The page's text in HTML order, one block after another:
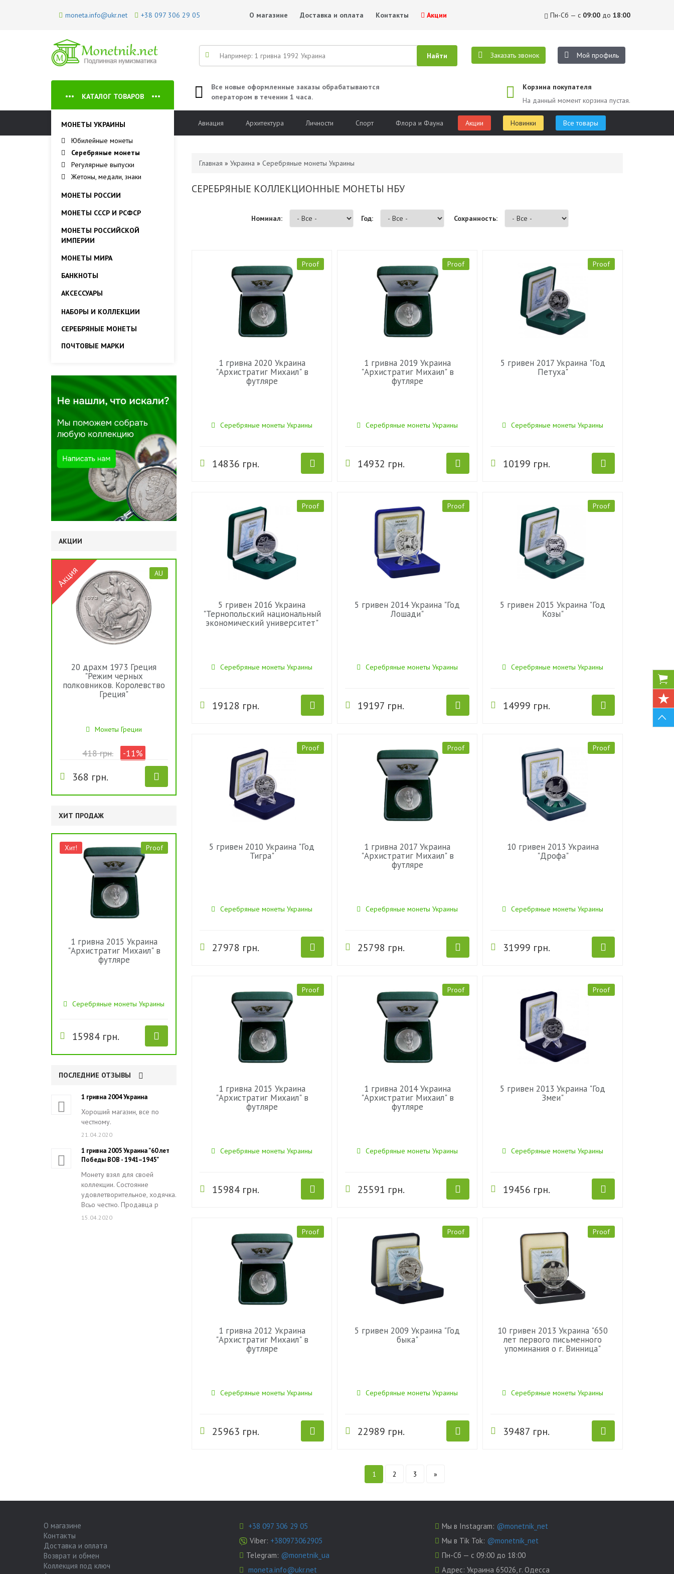
moneta.info@ukr.net +38 097 306 29 05 О магазине Доставка и оплата Контакты Акции Пн-Сб — с 09:00 до 18:00
Заказать звонок Мой профиль
Все новые оформленные заказы обрабатываются
оператором в течении 1 часа.
Корзина покупателя
На данный момент корзина пустая.
Авиация Архитектура Личности Спорт Флора и Фауна Акции Новинки Все товары
КАТАЛОГ ТОВАРОВ
МОНЕТЫ УКРАИНЫ
Юбилейные монеты
Серебряные монеты
Регулярные выпуски
Жетоны, медали, знаки
МОНЕТЫ РОССИИ
МОНЕТЫ СССР И РСФСР
МОНЕТЫ РОССИЙСКОЙ
ИМПЕРИИ
МОНЕТЫ МИРА
БАНКНОТЫ
АКСЕССУАРЫ
НАБОРЫ И КОЛЛЕКЦИИ
СЕРЕБРЯНЫЕ МОНЕТЫ
ПОЧТОВЫЕ МАРКИ
АКЦИИ
AU
20 драхм 1973 Греция
"Режим черных
полковников. Королевство
Греция"
Монеты Греции
418 грн. -11%
368 грн.
ХИТ ПРОДАЖ
Proof
Хит!
1 гривна 2015 Украина
"Архистратиг Михаил" в
футляре
Серебряные монеты Украины
15984 грн.
ПОСЛЕДНИЕ ОТЗЫВЫ
1 гривна 2004 Украина
Хороший магазин, все по
честному.
21.04.2020
1 гривна 2005 Украина "60 лет
Победы ВОВ - 1941–1945"
Монету взял для своей
коллекции. Состояние
удовлетворительное, ходячка.
Всьо честно. Продавца р
15.04.2020
Главная » Украина » Серебряные монеты Украины
СЕРЕБРЯНЫЕ КОЛЛЕКЦИОННЫЕ МОНЕТЫ НБУ
Номинал: Год: Сохранность:
Proof
1 гривна 2020 Украина
"Архистратиг Михаил" в
футляре
Серебряные монеты Украины
14836 грн.
Proof
1 гривна 2019 Украина
"Архистратиг Михаил" в
футляре
Серебряные монеты Украины
14932 грн.
Proof
5 гривен 2017 Украина "Год
Петуха"
Серебряные монеты Украины
10199 грн.
Proof
5 гривен 2016 Украина
"Тернопольский национальный
экономический университет"
Серебряные монеты Украины
19128 грн.
Proof
5 гривен 2014 Украина "Год
Лошади"
Серебряные монеты Украины
19197 грн.
Proof
5 гривен 2015 Украина "Год
Козы"
Серебряные монеты Украины
14999 грн.
Proof
5 гривен 2010 Украина "Год
Тигра"
Серебряные монеты Украины
27978 грн.
Proof
1 гривна 2017 Украина
"Архистратиг Михаил" в
футляре
Серебряные монеты Украины
25798 грн.
Proof
10 гривен 2013 Украина
"Дрофа"
Серебряные монеты Украины
31999 грн.
Proof
1 гривна 2015 Украина
"Архистратиг Михаил" в
футляре
Серебряные монеты Украины
15984 грн.
Proof
1 гривна 2014 Украина
"Архистратиг Михаил" в
футляре
Серебряные монеты Украины
25591 грн.
Proof
5 гривен 2013 Украина "Год
Змеи"
Серебряные монеты Украины
19456 грн.
Proof
1 гривна 2012 Украина
"Архистратиг Михаил" в
футляре
Серебряные монеты Украины
25963 грн.
Proof
5 гривен 2009 Украина "Год
быка"
Серебряные монеты Украины
22989 грн.
Proof
10 гривен 2013 Украина "650
лет первого письменного
упоминания о г. Винница"
Серебряные монеты Украины
39487 грн.
1 2 3 »
О магазине
Контакты
Доставка и оплата
Возврат и обмен
Коллекция под ключ
+38 097 306 29 05
Viber: +380973062905
Telegram: @monetnik_ua
moneta.info@ukr.net
Мы в Instagram: @monetnik_net
Мы в Tik Tok: @monetnik_net
Пн-Сб — с 09:00 до 18:00
Адрес: Украина 65026, г. Одесса